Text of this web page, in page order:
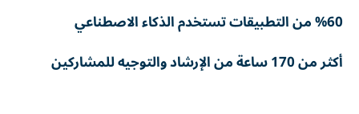
%60 من التطبيقات تستخدم الذكاء الاصطناعي
أكثر من 170 ساعة من الإرشاد والتوجيه للمشاركين